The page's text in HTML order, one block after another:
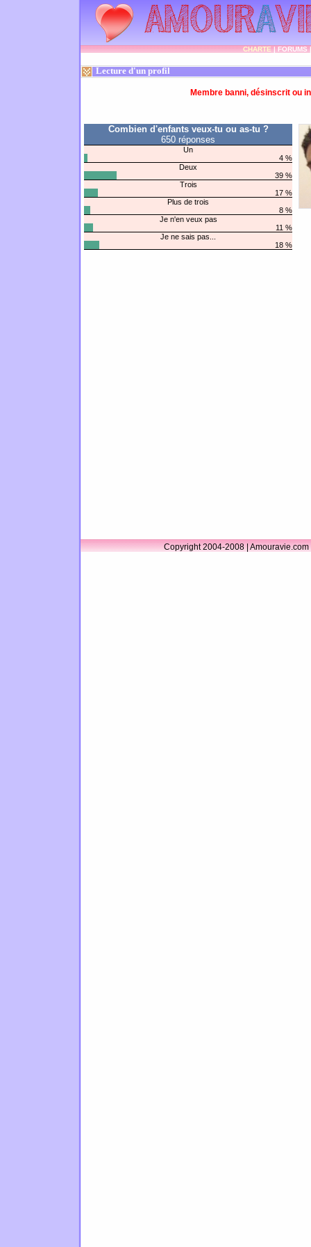
CHARTE|FORUMS
Lecture d'un profil
Membre banni, désinscrit ou
Combien d'enfants veux-tu ou as-tu ?
650 réponses
Un
4 %
Deux
39 %
Trois
17 %
Plus de trois
8 %
Je n'en veux pas
11 %
Je ne sais pas...
18 %
Copyright 2004-2008 |